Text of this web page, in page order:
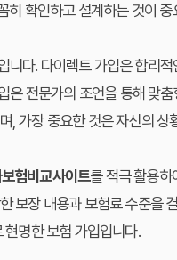
히 확인하고 설계하는 것이 중
다. 다이렉트 가입은 합리
전문가의 조언을 통해 맞
, 가장 중요한 것은 자신의
험비교사이트를 적극 활용하
보장 내용과 보험료 수준을
명한 보험 가입입니다.